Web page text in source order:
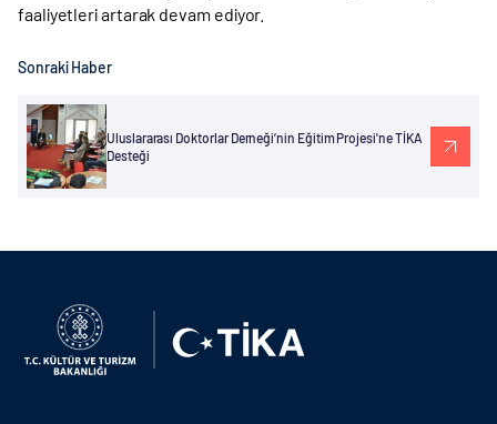
faaliyetleri artarak devam ediyor.
Sonraki Haber
Uluslararası Doktorlar Derneği’nin Eğitim Projesi'ne TİKA
Desteği